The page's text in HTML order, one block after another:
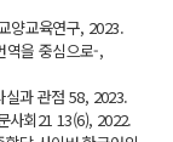
양교육연구, 2023.
역을 중심으로-,
과 관점 58, 2023.
사회21 13(6), 2022.